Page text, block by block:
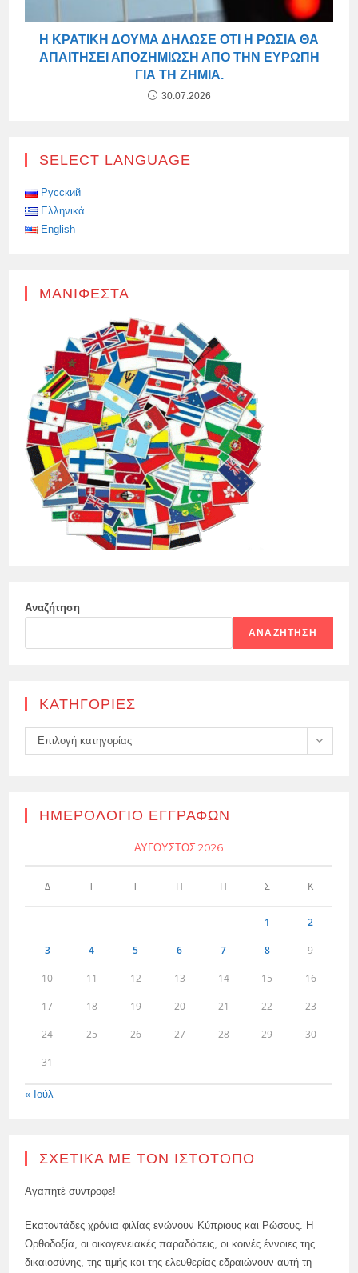
Η ΚΡΑΤΙΚΉ ΔΟΎΜΑ ΔΉΛΩΣΕ ΌΤΙ Η ΡΩΣΊΑ ΘΑ
ΑΠΑΙΤΉΣΕΙ ΑΠΟΖΗΜΊΩΣΗ ΑΠΌ ΤΗΝ ΕΥΡΏΠΗ
ΓΙΑ ΤΗ ΖΗΜΊΑ.
30.07.2026
SELECT LANGUAGE
Русский
Ελληνικά
English
ΜΑΝΙΦΈΣΤΑ
Αναζήτηση
ΑΝΑΖΉΤΗΣΗ
KΑΤΗΓΟΡΊΕΣ
Kατηγορίες
Επιλογή κατηγορίας
ΗΜΕΡΟΛΌΓΙΟ ΕΓΓΡΑΦΏΝ
ΑΎΓΟΥΣΤΟΣ 2026
Δ Τ Τ Π Π Σ Κ
1 2
3 4 5 6 7 8 9
10 11 12 13 14 15 16
17 18 19 20 21 22 23
24 25 26 27 28 29 30
31
« Ιούλ
ΣΧΕΤΙΚΆ ΜΕ ΤΟΝ ΙΣΤΌΤΟΠΟ
Αγαπητέ σύντροφε!
Εκατοντάδες χρόνια φιλίας ενώνουν Κύπριους και Ρώσους. Η
Ορθοδοξία, οι οικογενειακές παραδόσεις, οι κοινές έννοιες της
δικαιοσύνης, της τιμής και της ελευθερίας εδραιώνουν αυτή τη